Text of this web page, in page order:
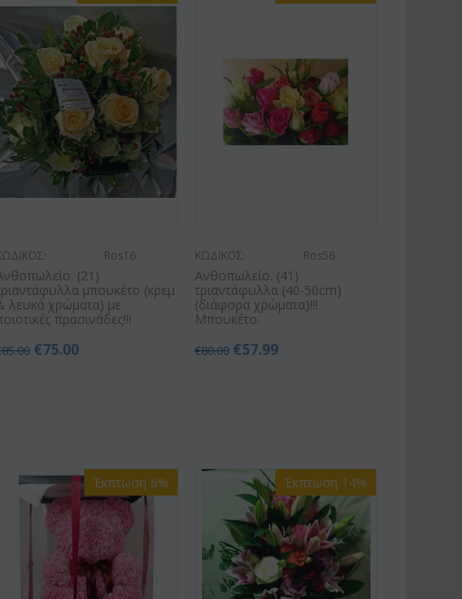
Ros16
(21)
μπουκέτο (κρεμ
λευκά χρώματα) με
πρασινάδες!!!
85.00 €75.00
ΚΩΔΙΚΟΣ: Ros56
Ανθοπωλείο. (41)
τριαντάφυλλα (40-50cm)
(διάφορα χρώματα)!!!
Μπουκέτο.
€80.00 €57.99
Έκπτωση 6% Έκπτωση 14%